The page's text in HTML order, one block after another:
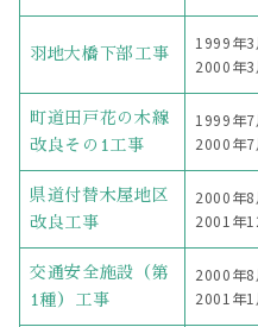
羽地大橋下部工事
1999年
2000年
町道田戸花の木線
改良その1工事
1999年
2000年
県道付替木屋地区
改良工事
2000年
2001年
交通安全施設（第
1種）工事
2000年
2001年